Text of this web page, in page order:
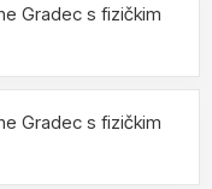
Gradec s fizičkim
Gradec s fizičkim